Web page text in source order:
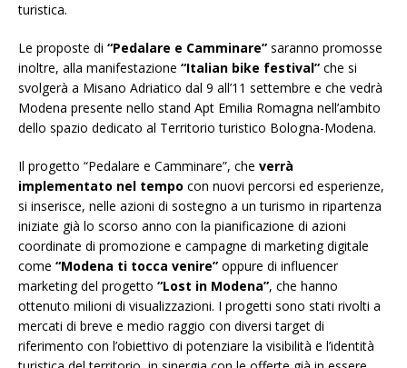
turistica.
Le proposte di “Pedalare e Camminare” saranno promosse
inoltre, alla manifestazione “Italian bike festival” che si
svolgerà a Misano Adriatico dal 9 all’11 settembre e che vedrà
Modena presente nello stand Apt Emilia Romagna nell’ambito
dello spazio dedicato al Territorio turistico Bologna-Modena.
Il progetto “Pedalare e Camminare”, che verrà
implementato nel tempo con nuovi percorsi ed esperienze,
si inserisce, nelle azioni di sostegno a un turismo in ripartenza
iniziate già lo scorso anno con la pianificazione di azioni
coordinate di promozione e campagne di marketing digitale
come “Modena ti tocca venire” oppure di influencer
marketing del progetto “Lost in Modena”, che hanno
ottenuto milioni di visualizzazioni. I progetti sono stati rivolti a
mercati di breve e medio raggio con diversi target di
riferimento con l’obiettivo di potenziare la visibilità e l’identità